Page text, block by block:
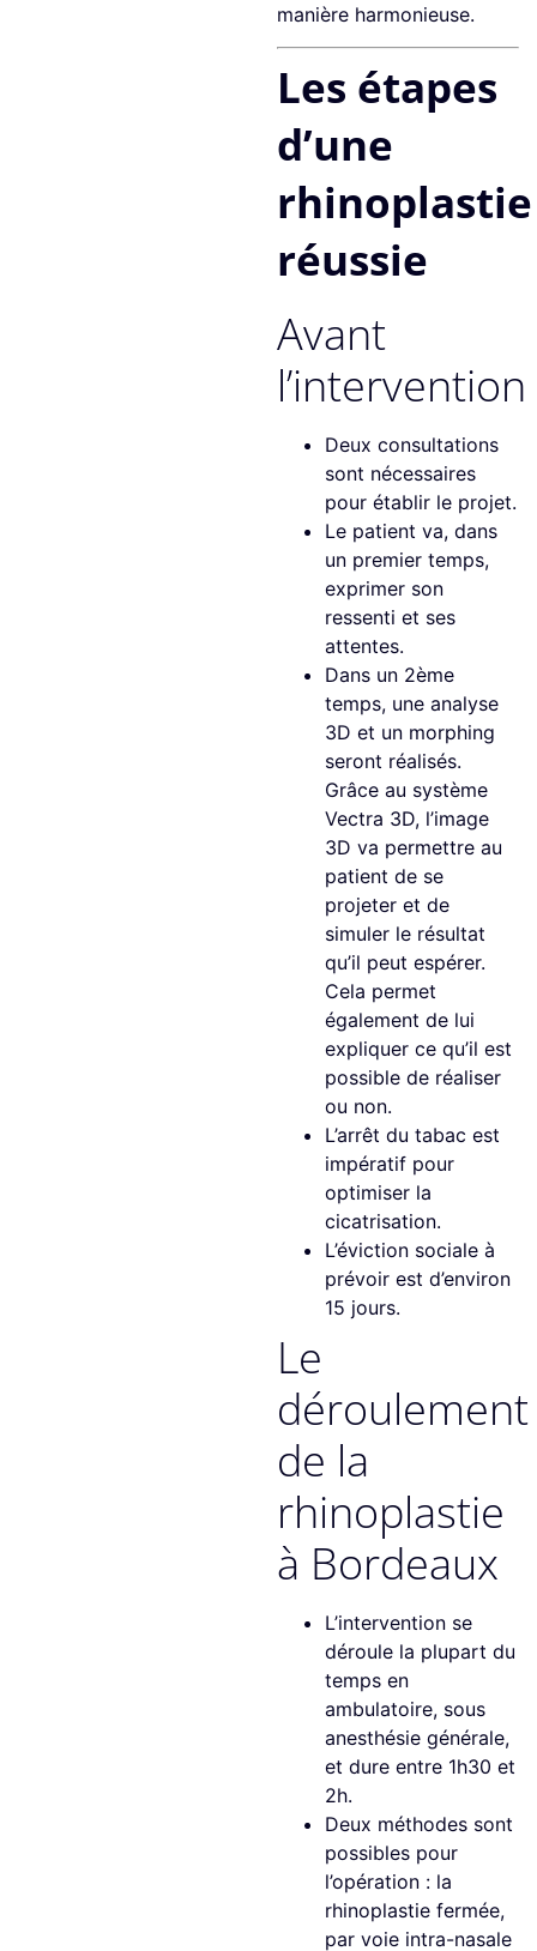
manière harmonieuse.
Les étapes
d’une
rhinoplastie
réussie
Avant
l’intervention
Deux consultations
sont nécessaires
pour établir le projet.
Le patient va, dans
un premier temps,
exprimer son
ressenti et ses
attentes.
Dans un 2ème
temps, une analyse
3D et un morphing
seront réalisés.
Grâce au système
Vectra 3D, l’image
3D va permettre au
patient de se
projeter et de
simuler le résultat
qu’il peut espérer.
Cela permet
également de lui
expliquer ce qu’il est
possible de réaliser
ou non.
L’arrêt du tabac est
impératif pour
optimiser la
cicatrisation.
L’éviction sociale à
prévoir est d’environ
15 jours.
Le
déroulement
de la
rhinoplastie
à Bordeaux
L’intervention se
déroule la plupart du
temps en
ambulatoire, sous
anesthésie générale,
et dure entre 1h30 et
2h.
Deux méthodes sont
possibles pour
l’opération : la
rhinoplastie fermée,
par voie intra-nasale